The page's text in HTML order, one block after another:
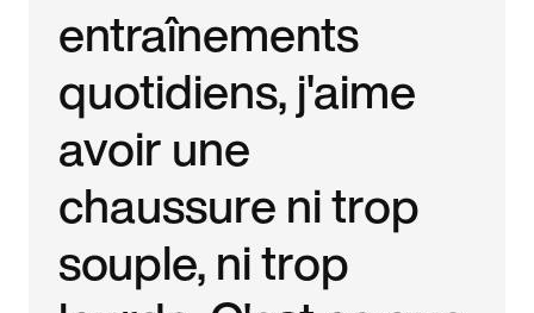
entraînements
quotidiens, j'aime
avoir une
chaussure ni trop
souple, ni trop